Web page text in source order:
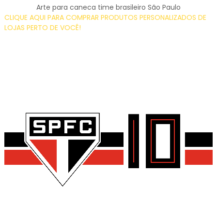
Arte para caneca time brasileiro São Paulo
CLIQUE AQUI PARA COMPRAR PRODUTOS PERSONALIZADOS DE
LOJAS PERTO DE VOCÊ!